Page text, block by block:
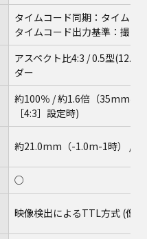
タイムコード同期：タイムコ
タイムコード出力基準：撮影
アスペクト比4:3 / 0.5型
ダー
約100％ / 約1.6倍（35mm判
［4:3］設定時)
約21.0mm（-1.0m-1時） / -
○
映像検出によるTTL方式 (像